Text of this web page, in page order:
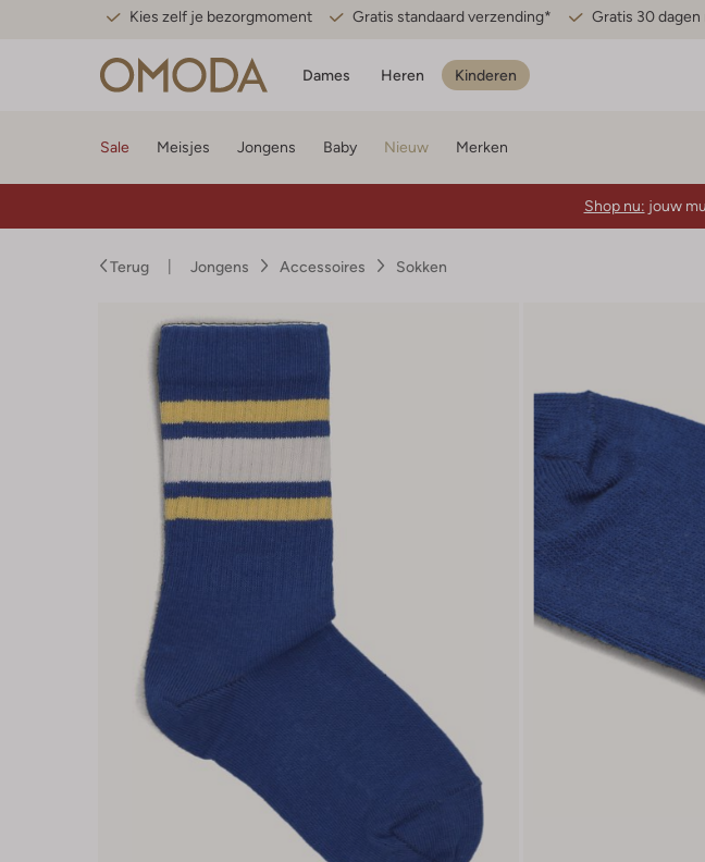
Kies zelf je bezorgmoment Gratis standaard verzending* Gratis 30
Dames Heren Kinderen
Sale Meisjes Jongens Baby Nieuw Merken
Shop nu: jouw
Terug Jongens Accessoires Sokken